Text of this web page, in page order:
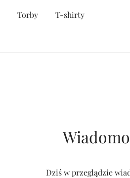
Torby T-shirty
Dziś w przeglądzie